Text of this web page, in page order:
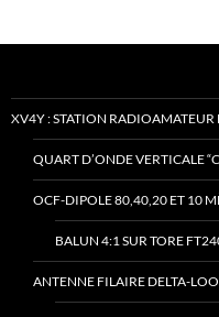
XV4Y : STATION
QUART D’ONDE VERTICALE
OCF-DIPOLE 80,40,20 ET 10
BALUN 4:1 SUR TORE
ANTENNE FILAIRE DELTA-